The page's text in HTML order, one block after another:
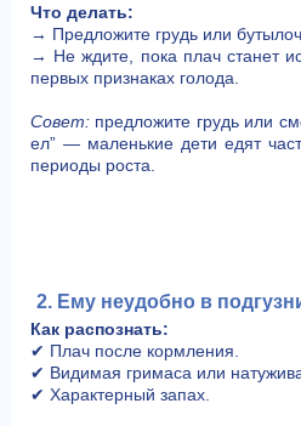
Что делать:
→ Предложите грудь или
→ Не ждите, пока плач станет
первых признаках голода.
Совет: предложите грудь или
ел” — маленькие дети едят
периоды роста.
2. Ему неудобно в
Как распознать:
✔ Плач после кормления.
✔ Видимая гримаса или
✔ Характерный запах.